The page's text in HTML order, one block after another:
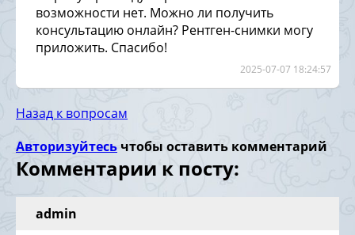
2025-07-07 18:24:57
возможности нет. Можно ли получить
консультацию онлайн? Рентген-снимки могу
приложить. Спасибо!
Назад к вопросам
Авторизуйтесь чтобы оставить комментарий
Комментарии к посту:
admin